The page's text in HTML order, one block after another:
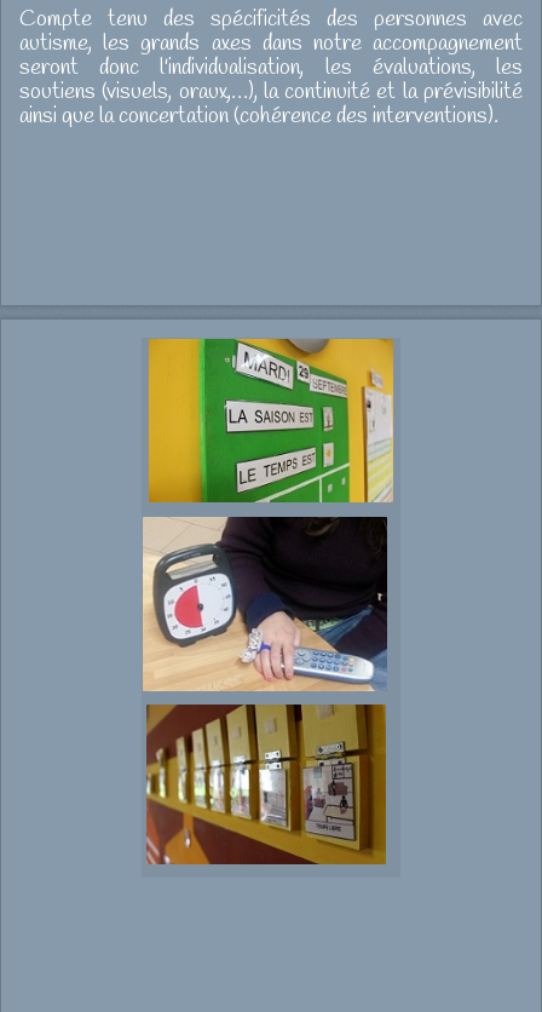
Compte tenu des spécificités des personnes avec
autisme, les grands axes dans notre accompagnement
seront donc l'individualisation, les évaluations, les
soutiens (visuels, oraux,…), la continuité et la prévisibilité
ainsi que la concertation (cohérence des interventions).